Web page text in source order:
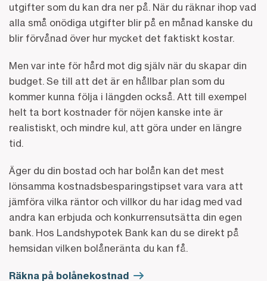
utgifter som du kan dra ner på. När du räknar ihop vad
alla små onödiga utgifter blir på en månad kanske du
blir förvånad över hur mycket det faktiskt kostar.
Men var inte för hård mot dig själv när du skapar din
budget. Se till att det är en hållbar plan som du
kommer kunna följa i längden också. Att till exempel
helt ta bort kostnader för nöjen kanske inte är
realistiskt, och mindre kul, att göra under en längre
tid.
Äger du din bostad och har bolån kan det mest
lönsamma kostnadsbesparingstipset vara vara att
jämföra vilka räntor och villkor du har idag med vad
andra kan erbjuda och konkurrensutsätta din egen
bank. Hos Landshypotek Bank kan du se direkt på
hemsidan vilken bolåneränta du kan få.
Räkna på bolånekostnad